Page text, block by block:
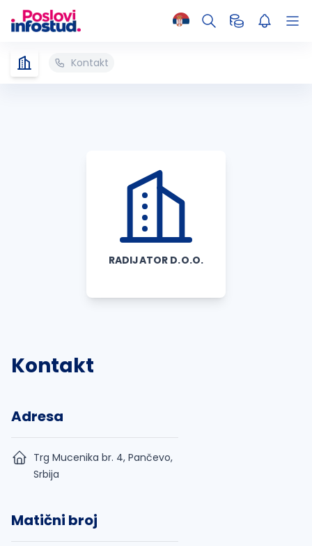
Kontakt
RADIJATOR D.O.O.
Kontakt
Adresa
Trg Mucenika br. 4, Pančevo,
Srbija
Matični broj